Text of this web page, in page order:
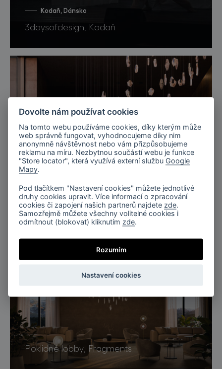
Kodaň, Dánsko
3daysofdesign, Kodaň
Obytný prostor v industriálně-
elegantním stylu, Fragments
Poklidné lobby, Fragments
Dovolte nám používat cookies
Na tomto webu používáme cookies, díky kterým může
web správně fungovat, vyhodnocujeme díky nim
anonymně návštěvnost nebo vám přizpůsobujeme
reklamu na míru. Nezbytnou součástí webu je funkce
"Store locator", která využívá externí službu Google
Mapy.
Pod tlačítkem "Nastavení cookies" můžete jednotlivé
druhy cookies upravit. Více informací o zpracování
cookies či zapojení našich partnerů najdete zde.
Samozřejmě můžete všechny volitelné cookies i
odmítnout (blokovat) kliknutím zde.
Rozumím
Nastavení cookies